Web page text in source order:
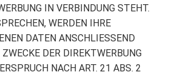
IN VERBINDUNG STEHT.
WERDEN IHRE
DATEN ANSCHLIESSEND
DER DIREKTWERBUNG
NACH ART. 21 ABS. 2